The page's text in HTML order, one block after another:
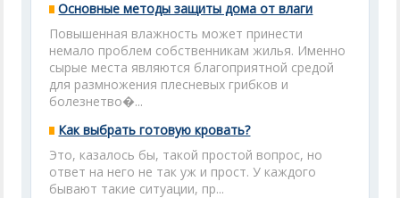
Основные методы защиты дома от влаги
Повышенная влажность может принести
немало проблем собственникам жилья. Именно
сырые места являются благоприятной средой
для размножения плесневых грибков и
болезнетво�...
Как выбрать готовую кровать?
Это, казалось бы, такой простой вопрос, но
ответ на него не так уж и прост. У каждого
бывают такие ситуации, пр...